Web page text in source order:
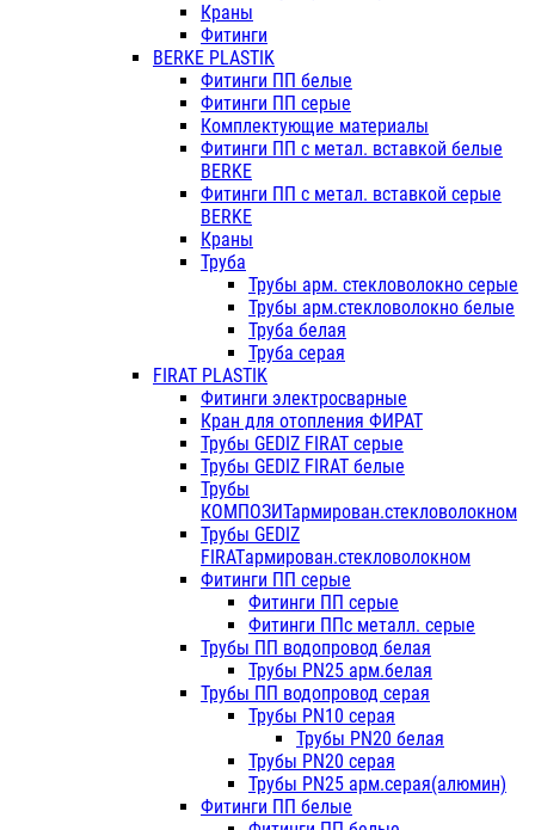
Краны
Фитинги
BERKE PLASTIK
Фитинги ПП белые
Фитинги ПП серые
Комплектующие материалы
Фитинги ПП с метал. вставкой белые
BERKE
Фитинги ПП с метал. вставкой серые
BERKE
Краны
Труба
Трубы арм. стекловолокно серые
Трубы арм.стекловолокно белые
Труба белая
Труба серая
FIRAT PLASTIK
Фитинги электросварные
Кран для отопления ФИРАТ
Трубы GEDIZ FIRAT серые
Трубы GEDIZ FIRAT белые
Трубы
КОМПОЗИТармирован.стекловолокном
Трубы GEDIZ
FIRATармирован.стекловолокном
Фитинги ПП серые
Фитинги ПП серые
Фитинги ППс металл. серые
Трубы ПП водопровод белая
Трубы PN25 арм.белая
Трубы ПП водопровод серая
Трубы PN10 серая
Трубы PN20 белая
Трубы PN20 серая
Трубы PN25 арм.серая(алюмин)
Фитинги ПП белые